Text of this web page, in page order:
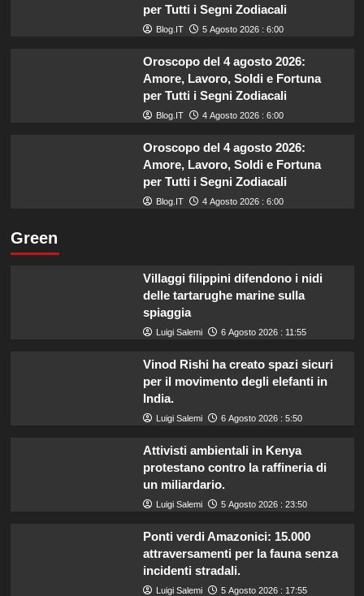
per Tutti i Segni Zodiacali
Blog.IT 5 Agosto 2026 : 6:00
Oroscopo del 4 agosto 2026:
Amore, Lavoro, Soldi e Fortuna
per Tutti i Segni Zodiacali
Blog.IT 4 Agosto 2026 : 6:00
Oroscopo del 4 agosto 2026:
Amore, Lavoro, Soldi e Fortuna
per Tutti i Segni Zodiacali
Blog.IT 4 Agosto 2026 : 6:00
Green
Villaggi filippini difendono i nidi
delle tartarughe marine sulla
spiaggia
Luigi Salemi 6 Agosto 2026 : 11:55
Vinod Rishi ha creato spazi sicuri
per il movimento degli elefanti in
India.
Luigi Salemi 6 Agosto 2026 : 5:50
Attivisti ambientali in Kenya
protestano contro la raffineria di
un miliardario.
Luigi Salemi 5 Agosto 2026 : 23:50
Ponti verdi Amazonici: 15.000
attraversamenti per la fauna senza
incidenti stradali.
Luigi Salemi 5 Agosto 2026 : 17:55